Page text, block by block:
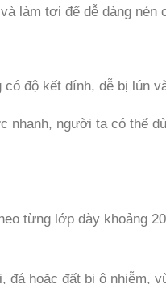
làm tơi để dễ dàng nén
độ kết dính, dễ bị lún
nhanh, người ta có thể
từng lớp dày khoảng
đá hoặc đất bị ô nhiễm,